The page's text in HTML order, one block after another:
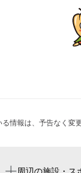
情報は、予告なく変
周辺の施設・ス